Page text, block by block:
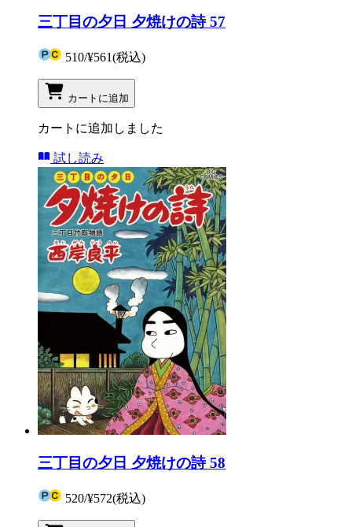
三丁目の夕日 夕焼けの詩 57
510/¥561(税込)
カートに追加
カートに追加しました
試し読み
三丁目の夕日 夕焼けの詩 58
520/¥572(税込)